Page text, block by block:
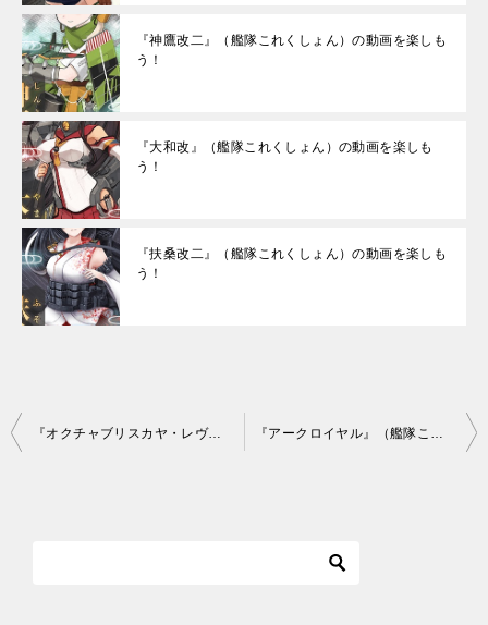
『神鷹改二』（艦隊これくしょん）の動画を楽しも
う！
『大和改』（艦隊これくしょん）の動画を楽しも
う！
『扶桑改二』（艦隊これくしょん）の動画を楽しも
う！
投
『オクチャブリスカヤ・レヴォリューツィヤ』（艦隊これくしょん）の動画を楽しもう！